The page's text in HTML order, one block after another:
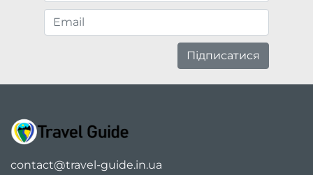
Підписатися
contact@travel-guide.in.ua